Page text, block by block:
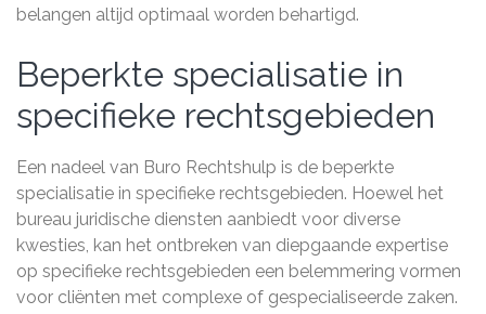
belangen altijd optimaal worden behartigd.
Beperkte specialisatie in
specifieke rechtsgebieden
Een nadeel van Buro Rechtshulp is de beperkte
specialisatie in specifieke rechtsgebieden. Hoewel het
bureau juridische diensten aanbiedt voor diverse
kwesties, kan het ontbreken van diepgaande expertise
op specifieke rechtsgebieden een belemmering vormen
voor cliënten met complexe of gespecialiseerde zaken.